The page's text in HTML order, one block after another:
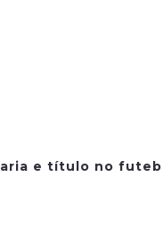
e título no